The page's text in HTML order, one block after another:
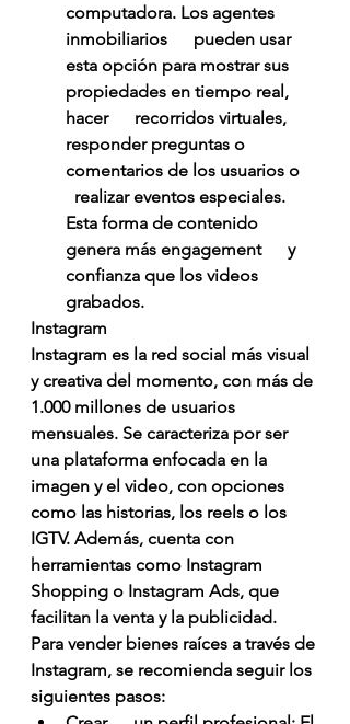
computadora. Los agentes
inmobiliarios      pueden usar
esta opción para mostrar sus
propiedades en tiempo real,
hacer      recorridos virtuales,
responder preguntas o
comentarios de los usuarios o
  realizar eventos especiales.
Esta forma de contenido
genera más engagement      y
confianza que los videos
grabados.
Instagram
Instagram es la red social más visual
y creativa del momento, con más de
1.000 millones de usuarios
mensuales. Se caracteriza por ser
una plataforma enfocada en la
imagen y el video, con opciones
como las historias, los reels o los
IGTV. Además, cuenta con
herramientas como Instagram
Shopping o Instagram Ads, que
facilitan la venta y la publicidad.
Para vender bienes raíces a través de
Instagram, se recomienda seguir los
siguientes pasos: